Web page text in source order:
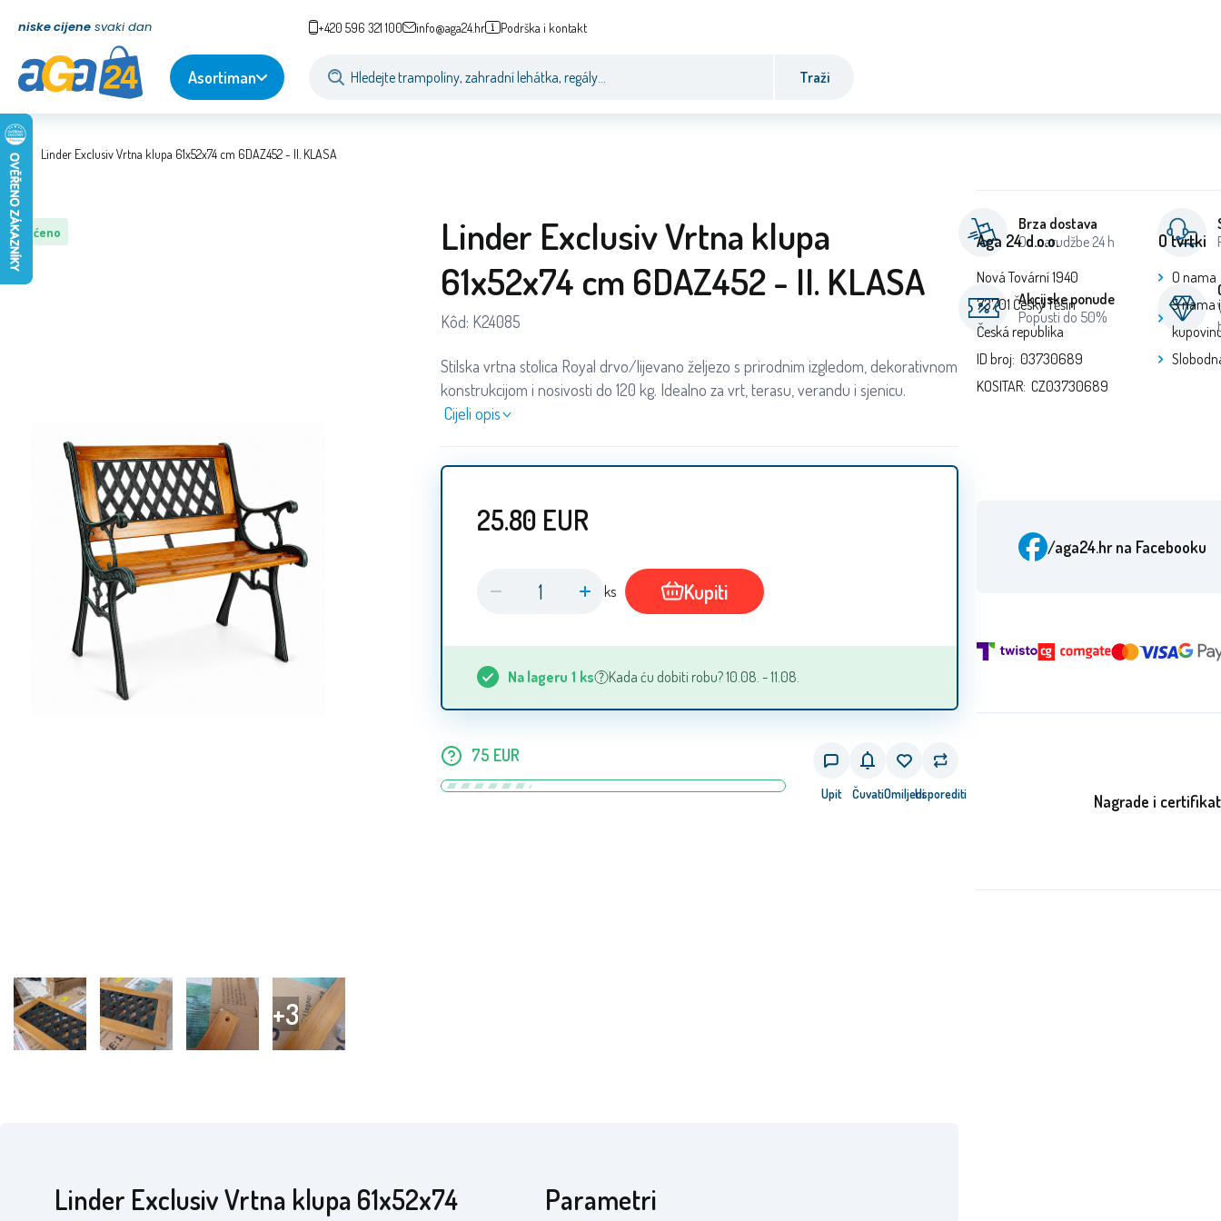
niske cijene svaki dan +420 596 321 100 info@aga24.hr Podrška i kontakt
Asortiman Traži
Linder Exclusiv Vrtna klupa 61x52x74 cm 6DAZ452 - II. KLASA
Oštećeno
Linder Exclusiv Vrtna klupa
61x52x74 cm 6DAZ452 - II. KLASA
Kôd: K24085
Stilska vrtna stolica Royal drvo/lijevano željezo s prirodnim izgledom, dekorativnom
konstrukcijom i nosivosti do 120 kg. Idealno za vrt, terasu, verandu i sjenicu.
Cijeli opis
25.80 EUR
ks Kupiti
Na lageru 1 ks Kada ću dobiti robu? 10.08. - 11.08.
75 EUR
Upit ČuvatiOmiljeniUsporediti
Linder Exclusiv Vrtna klupa 61x52x74
Parametri
Brza dostava
Od narudžbe 24 h
Akcijske ponude
Popusti do 50%
Aga 24 d.o.o.
Nová Tovární 1940
73701 Český Těšín
Česká republika
ID broj: 03730689
KOSITAR: CZ03730689
O tvrtki
O nama
S nama
/aga24.hrna Facebooku
Nagrade i